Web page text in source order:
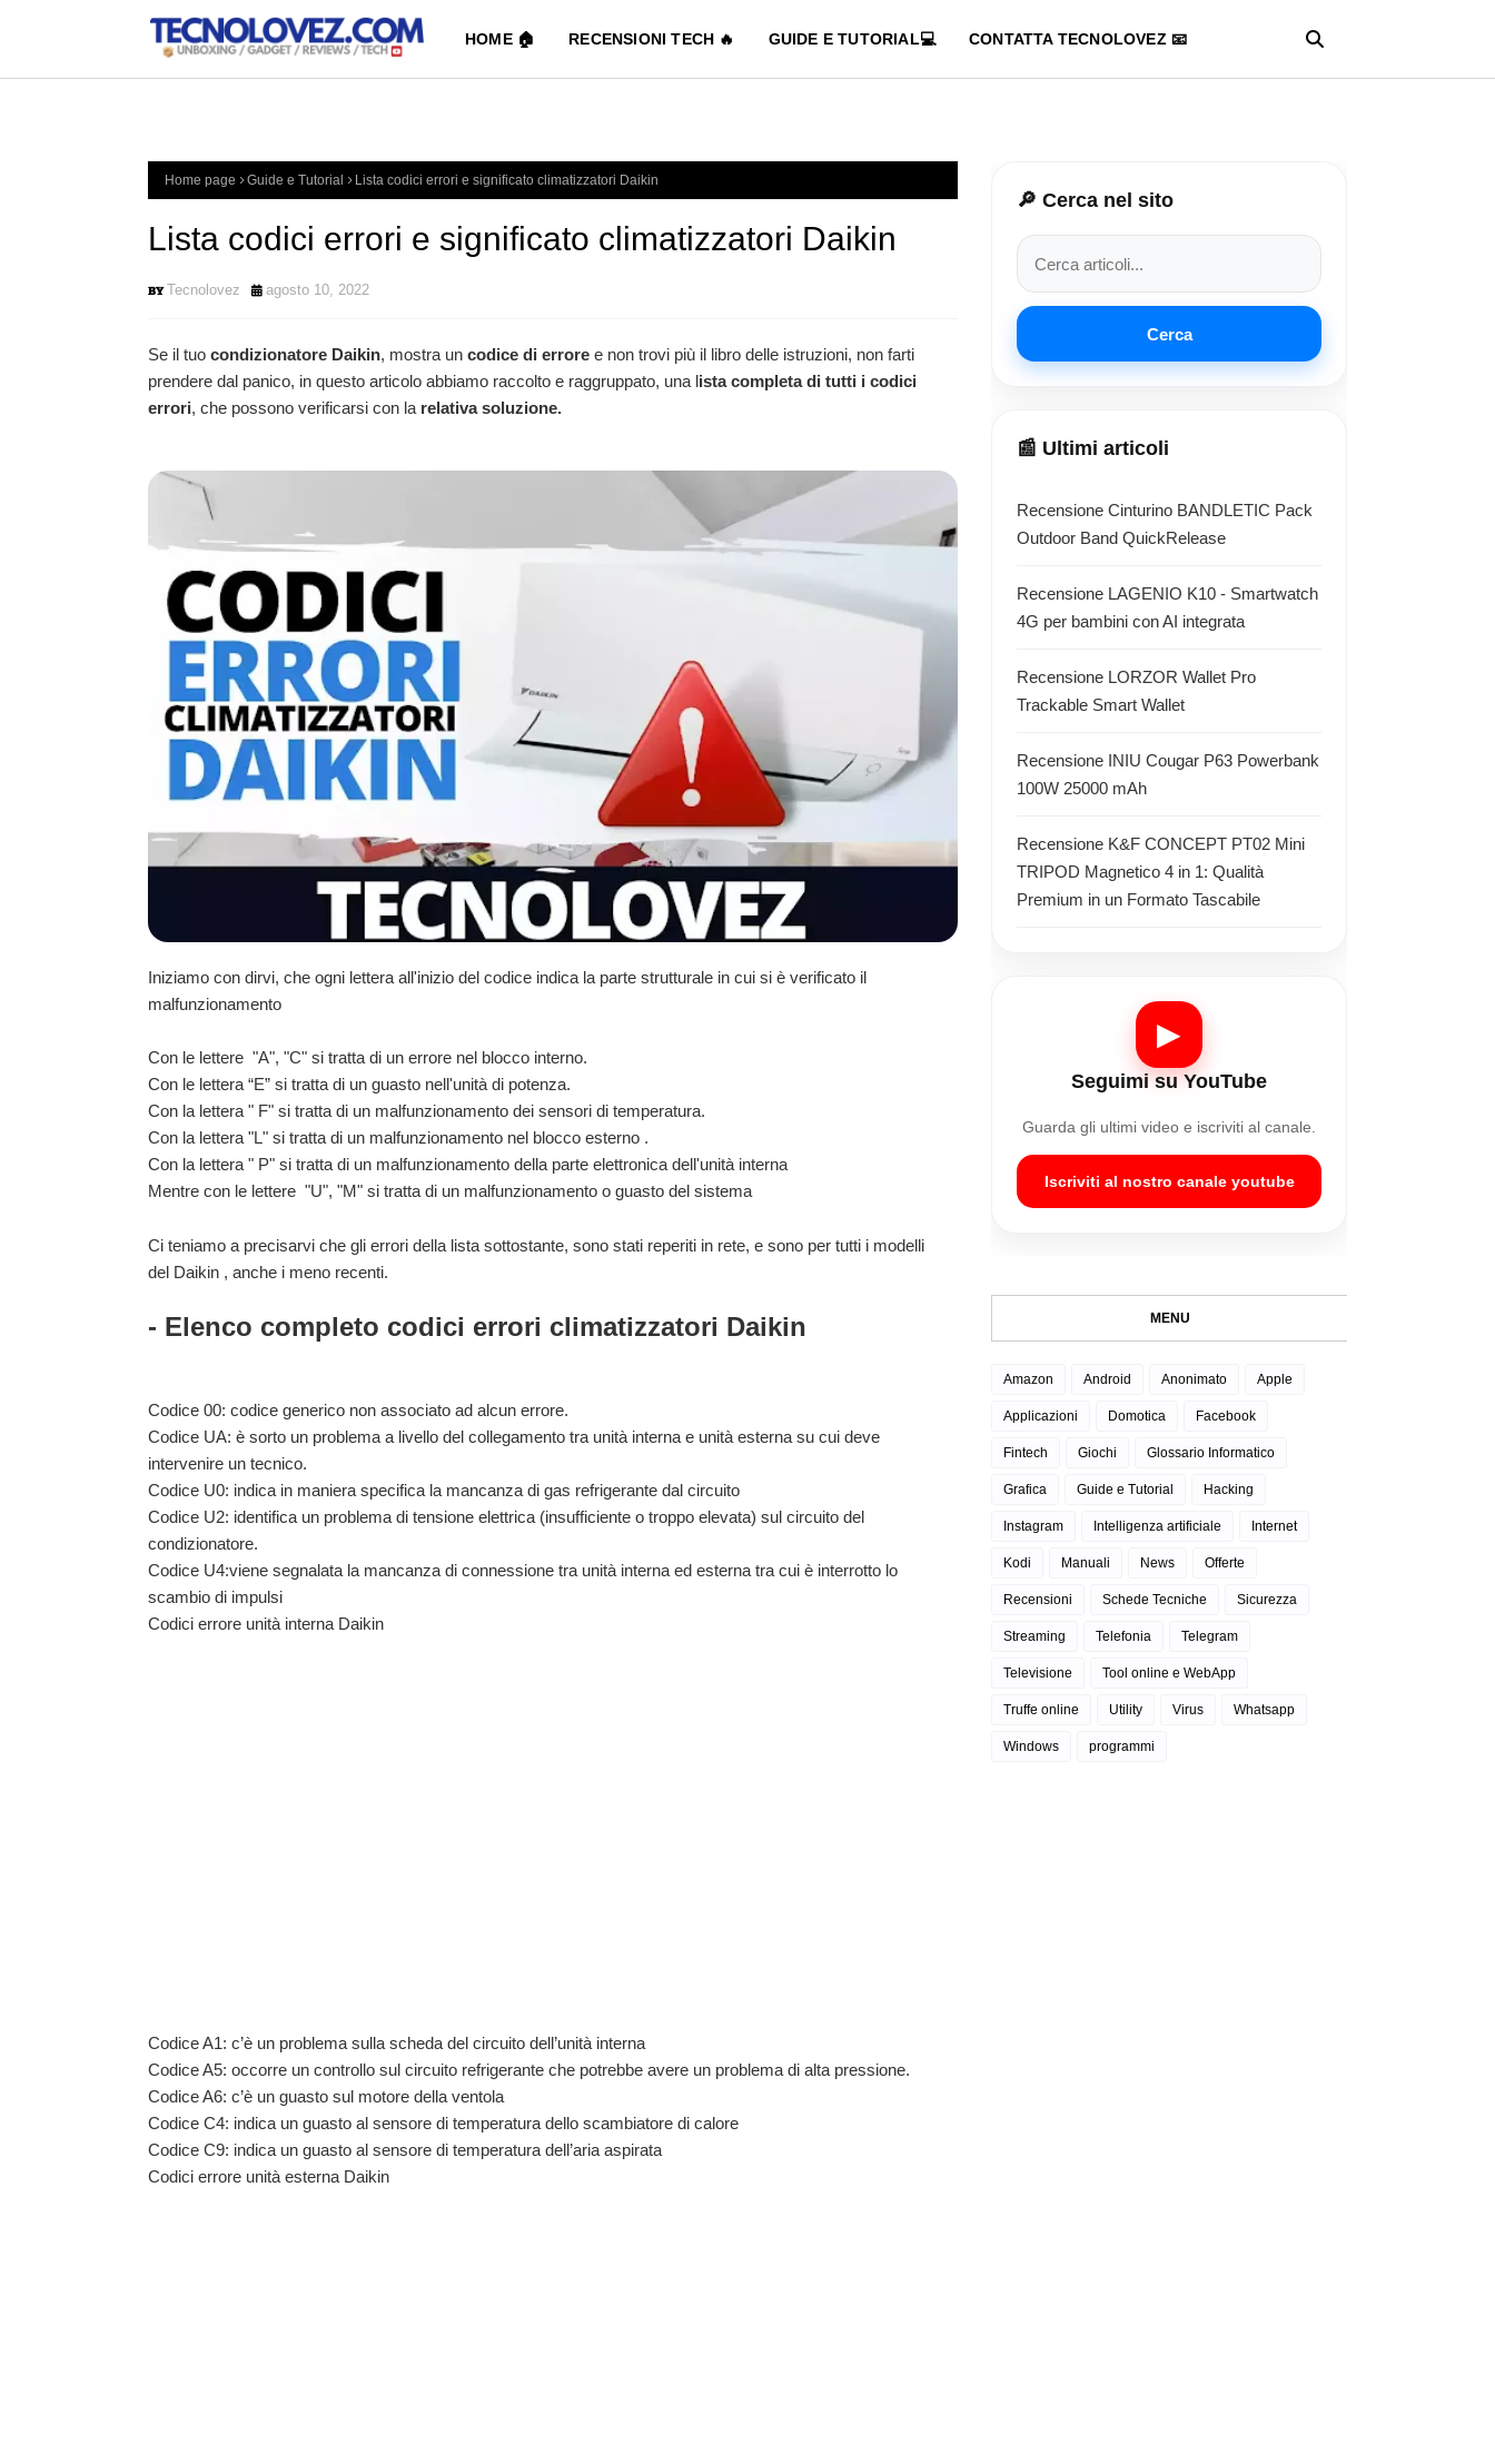
HOME 🏠 RECENSIONI TECH 🔥 GUIDE E TUTORIAL💻 CONTATTA TECNOLOVEZ 📧
Home page Guide e Tutorial Lista codici errori e significato climatizzatori Daikin
Lista codici errori e significato climatizzatori Daikin
Tecnolovez agosto 10, 2022
Se il tuo condizionatore Daikin, mostra un codice di errore e non trovi più il libro delle istruzioni, non farti
prendere dal panico, in questo articolo abbiamo raccolto e raggruppato, una lista completa di tutti i codici
errori, che possono verificarsi con la relativa soluzione.
Iniziamo con dirvi, che ogni lettera all'inizio del codice indica la parte strutturale in cui si è verificato il
malfunzionamento
Con le lettere "A", "C" si tratta di un errore nel blocco interno.
Con le lettera “E” si tratta di un guasto nell'unità di potenza.
Con la lettera " F" si tratta di un malfunzionamento dei sensori di temperatura.
Con la lettera "L" si tratta di un malfunzionamento nel blocco esterno .
Con la lettera " P" si tratta di un malfunzionamento della parte elettronica dell'unità interna
Mentre con le lettere "U", "M" si tratta di un malfunzionamento o guasto del sistema
Ci teniamo a precisarvi che gli errori della lista sottostante, sono stati reperiti in rete, e sono per tutti i modelli
del Daikin , anche i meno recenti.
- Elenco completo codici errori climatizzatori Daikin
Codice 00: codice generico non associato ad alcun errore.
Codice UA: è sorto un problema a livello del collegamento tra unità interna e unità esterna su cui deve
intervenire un tecnico.
Codice U0: indica in maniera specifica la mancanza di gas refrigerante dal circuito
Codice U2: identifica un problema di tensione elettrica (insufficiente o troppo elevata) sul circuito del
condizionatore.
Codice U4:viene segnalata la mancanza di connessione tra unità interna ed esterna tra cui è interrotto lo
scambio di impulsi
Codici errore unità interna Daikin
Codice A1: c’è un problema sulla scheda del circuito dell’unità interna
Codice A5: occorre un controllo sul circuito refrigerante che potrebbe avere un problema di alta pressione.
Codice A6: c’è un guasto sul motore della ventola
Codice C4: indica un guasto al sensore di temperatura dello scambiatore di calore
Codice C9: indica un guasto al sensore di temperatura dell’aria aspirata
Codici errore unità esterna Daikin
🔎 Cerca nel sito
Cerca
📰 Ultimi articoli
Recensione Cinturino BANDLETIC Pack
Outdoor Band QuickRelease
Recensione LAGENIO K10 - Smartwatch
4G per bambini con AI integrata
Recensione LORZOR Wallet Pro
Trackable Smart Wallet
Recensione INIU Cougar P63 Powerbank
100W 25000 mAh
Recensione K&F CONCEPT PT02 Mini
TRIPOD Magnetico 4 in 1: Qualità
Premium in un Formato Tascabile
▶
Seguimi su YouTube
Guarda gli ultimi video e iscriviti al canale.
Iscriviti al nostro canale youtube
MENU
Amazon Android Anonimato Apple
Applicazioni Domotica Facebook
Fintech Giochi Glossario Informatico
Grafica Guide e Tutorial Hacking
Instagram Intelligenza artificiale Internet
Kodi Manuali News Offerte
Recensioni Schede Tecniche Sicurezza
Streaming Telefonia Telegram
Televisione Tool online e WebApp
Truffe online Utility Virus Whatsapp
Windows programmi